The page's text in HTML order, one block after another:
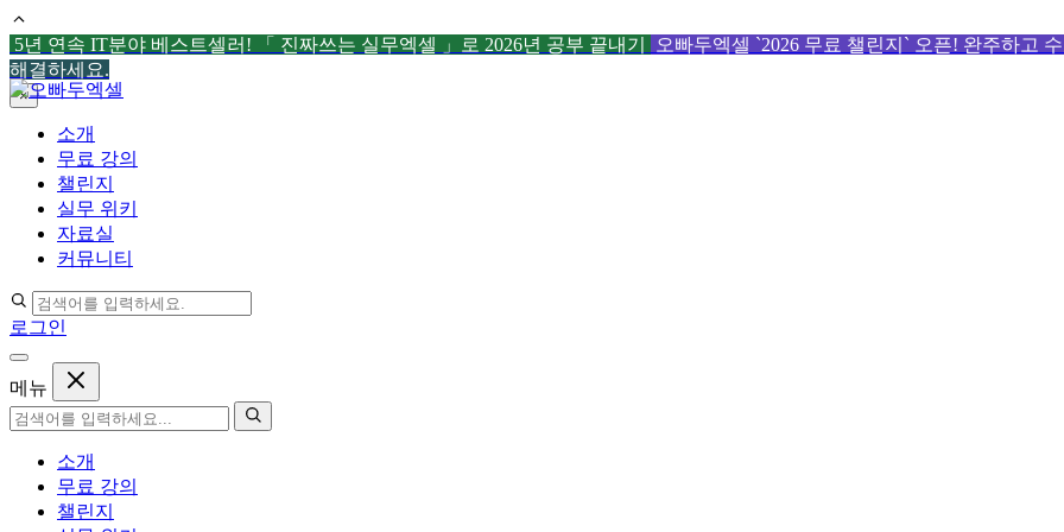
5년 연속 IT분야 베스트셀러! 「 진짜쓰는 실무엑셀 」로 2026년 공부 끝내기 오빠두엑셀 `2026 무료 챌린지` 오픈! 완주하고
해결하세요.
×
컨
텐
소개
무료 강의
챌린지
실무 위키
자료실
커뮤니티
로그인
메뉴
소개
무료 강의
챌린지